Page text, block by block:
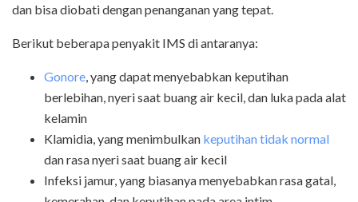
dan bisa diobati dengan penanganan yang tepat.
Berikut beberapa penyakit IMS di antaranya:
Gonore , yang dapat menyebabkan keputihan
berlebihan, nyeri saat buang air kecil, dan luka pada alat
kelamin
Klamidia, yang menimbulkan keputihan tidak normal
dan rasa nyeri saat buang air kecil
Infeksi jamur, yang biasanya menyebabkan rasa gatal,